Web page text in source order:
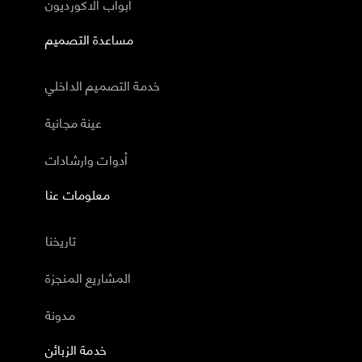
مساعدة التصميم
خدمة التصميم الداخلي
عينة مجانية
أدوات وارشادات
معلومات عنا
تاريخنا
المشاريع المنجزة
مدونة
خدمة الزبائن